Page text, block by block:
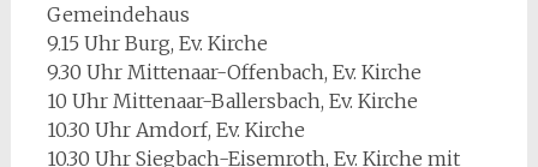
Gemeindehaus
9.15 Uhr Burg, Ev. Kirche
9.30 Uhr Mittenaar-Offenbach, Ev. Kirche
10 Uhr Mittenaar-Ballersbach, Ev. Kirche
10.30 Uhr Amdorf, Ev. Kirche
10.30 Uhr Siegbach-Eisemroth, Ev. Kirche mit